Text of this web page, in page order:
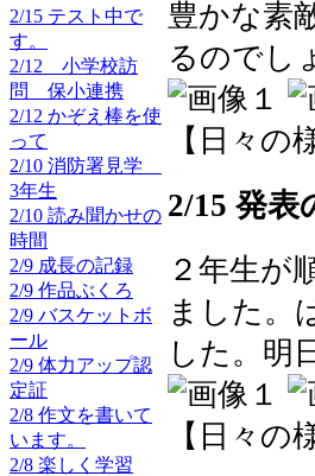
2/15 テスト中で
す。
2/12 小学校訪
問 保小連携
2/12 かぞえ棒を使
って
2/10 消防署見学
3年生
2/10 読み聞かせの
時間
2/9 成長の記録
2/9 作品ぶくろ
2/9 バスケットボ
ール
2/9 体力アップ認
定証
2/8 作文を書いて
います。
2/8 楽しく学習
豊かな素
るのでし
【日々の
2/15 発表
２年生が
ました。
した。明
【日々の